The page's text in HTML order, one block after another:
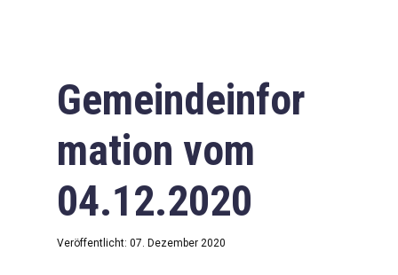
Gemeindeinfor
mation vom
04.12.2020
Veröffentlicht: 07. Dezember 2020